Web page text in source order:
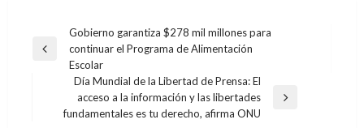
Navegación
de
entradas
Entrada
anterior
Gobierno garantiza $278 mil millones para
continuar el Programa de Alimentación
Escolar
Entrada
siguiente
Día Mundial de la Libertad de Prensa: El
acceso a la información y las libertades
fundamentales es tu derecho, afirma ONU